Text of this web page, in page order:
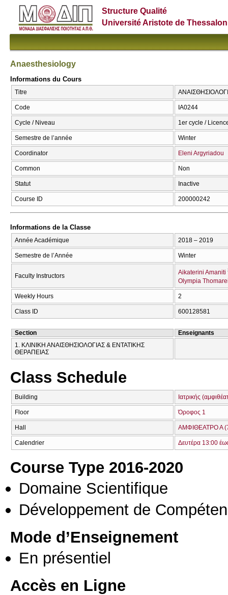
Structure Qualité
Université Aristote de
Anaesthesiology
Informations du Cours
Titre
Code ΙΑ0244
Cycle / Niveau 1er cycle /
Semestre de l’année Winter
Coordinator Eleni Argyriadou
Common Non
Statut Inactive
Course ID 200000242
Informations de la Classe
Année Académique 2018 – 2019
Semestre de l’Année Winter
Faculty Instructors Aikaterini Amaniti
Olympia
Weekly Hours 2
Class ID 600128581
Section
Enseignants
1. ΚΛΙΝΙΚΗ ΑΝΑΙΣΘΗΣΙΟΛΟΓΙΑΣ & ΕΝΤΑΤΙΚΗΣ
ΘΕΡΑΠΕΙΑΣ
Class Schedule
Building Ιατρικής
Floor Όροφος 1
Hall ΑΜΦΙΘΕΑΤΡΟ Α
Calendrier Δευτέρα 13:00
Course Type 2016-2020
Domaine Scientifique
Développement de
Mode d’Enseignement
En présentiel
Accès en Ligne